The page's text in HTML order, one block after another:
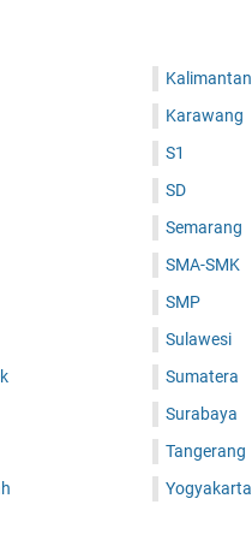
Kalimantan
Karawang
S1
SD
Semarang
SMA-SMK
SMP
Sulawesi
Sumatera
Surabaya
Tangerang
Yogyakarta